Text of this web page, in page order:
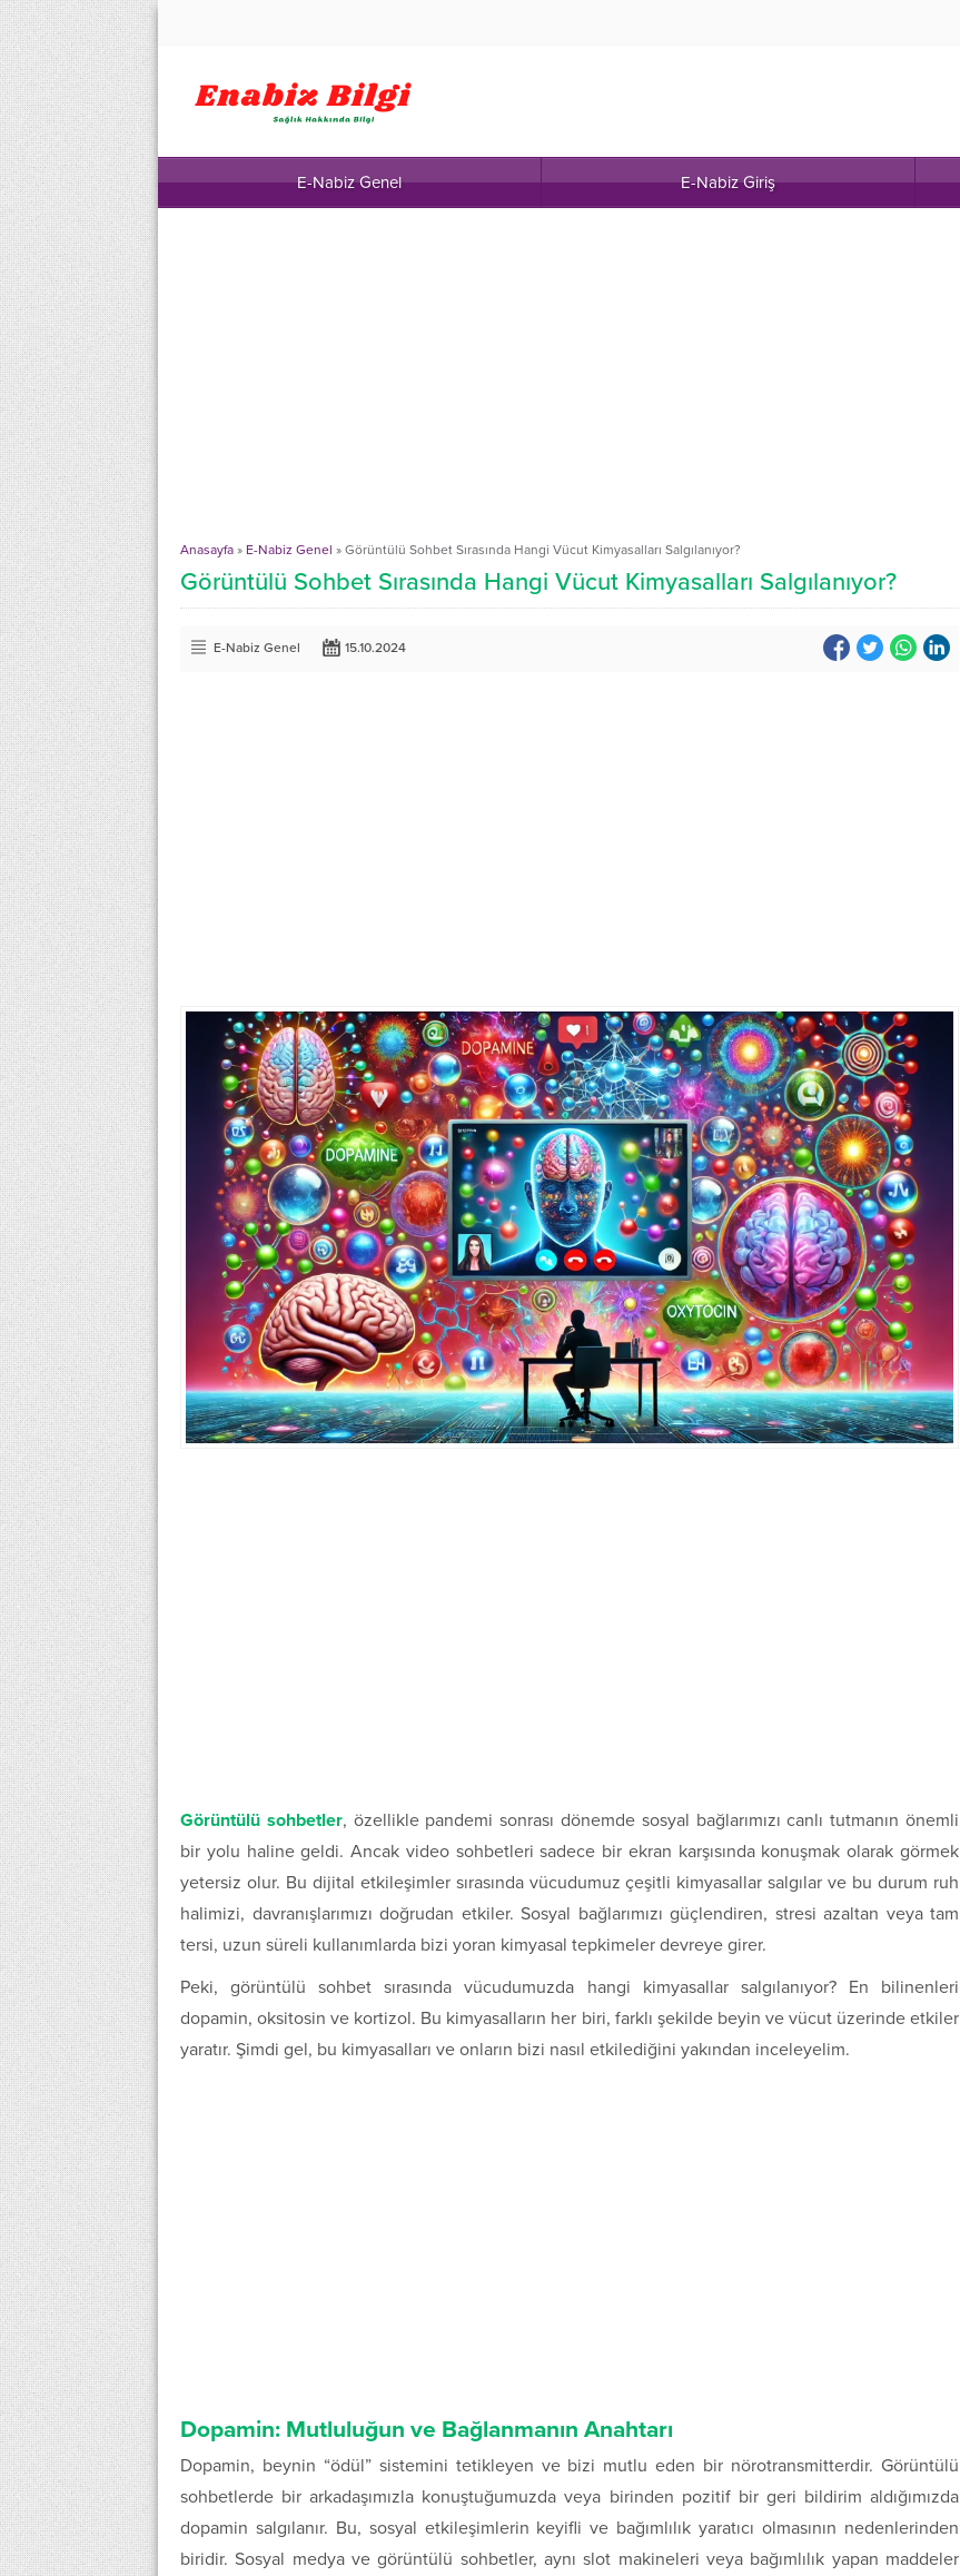
E-Nabiz Genel E-Nabiz Giriş
Anasayfa » E-Nabiz Genel » Görüntülü Sohbet Sırasında Hangi Vücut Kimyasalları Salgılanıyor?
Görüntülü Sohbet Sırasında Hangi Vücut Kimyasalları Salgılanıyor?
E-Nabiz Genel 15.10.2024
Görüntülü sohbetler, özellikle pandemi sonrası dönemde sosyal bağlarımızı canlı tutmanın önemli
bir yolu haline geldi. Ancak video sohbetleri sadece bir ekran karşısında konuşmak olarak görmek
yetersiz olur. Bu dijital etkileşimler sırasında vücudumuz çeşitli kimyasallar salgılar ve bu durum ruh
halimizi, davranışlarımızı doğrudan etkiler. Sosyal bağlarımızı güçlendiren, stresi azaltan veya tam
tersi, uzun süreli kullanımlarda bizi yoran kimyasal tepkimeler devreye girer.
Peki, görüntülü sohbet sırasında vücudumuzda hangi kimyasallar salgılanıyor? En bilinenleri
dopamin, oksitosin ve kortizol. Bu kimyasalların her biri, farklı şekilde beyin ve vücut üzerinde etkiler
yaratır. Şimdi gel, bu kimyasalları ve onların bizi nasıl etkilediğini yakından inceleyelim.
Dopamin: Mutluluğun ve Bağlanmanın Anahtarı
Dopamin, beynin “ödül” sistemini tetikleyen ve bizi mutlu eden bir nörotransmitterdir. Görüntülü
sohbetlerde bir arkadaşımızla konuştuğumuzda veya birinden pozitif bir geri bildirim aldığımızda
dopamin salgılanır. Bu, sosyal etkileşimlerin keyifli ve bağımlılık yaratıcı olmasının nedenlerinden
biridir. Sosyal medya ve görüntülü sohbetler, aynı slot makineleri veya bağımlılık yapan maddeler